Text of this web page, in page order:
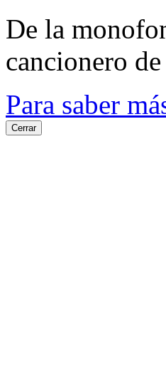
De la
cancionero
Para saber
Cerrar